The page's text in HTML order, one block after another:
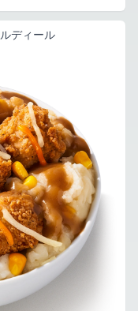
ディール